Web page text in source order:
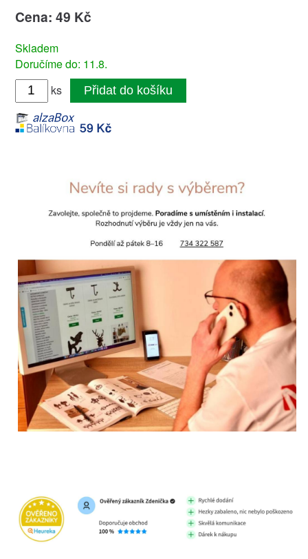
Cena: 49 Kč
Skladem
Doručíme do: 11.8.
ks
Přidat do košíku